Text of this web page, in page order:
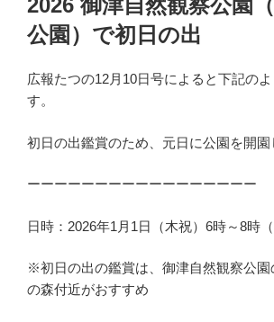
日
2026 御津自然観察公園
公園）で初日の出
広報たつの12月10日号によると下記の
す。
初日の出鑑賞のため、元日に公園を開園
ーーーーーーーーーーーーーーーーー
日時：2026年1月1日（木祝）6時～8時
※初日の出の鑑賞は、御津自然観察公園
の森付近がおすすめ